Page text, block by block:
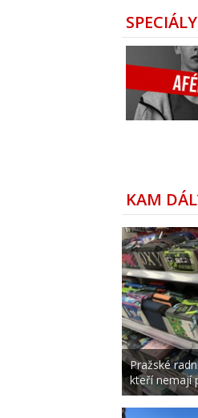
SPECIÁLY
KAM
Pražské
kteří nemají